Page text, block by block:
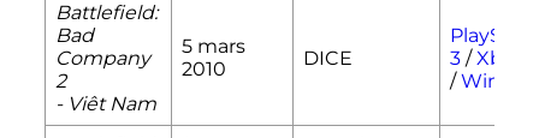
Battlefield:
Bad
Company
2
- Viêt Nam
5 mars
2010
DICE
3/Xbox
/